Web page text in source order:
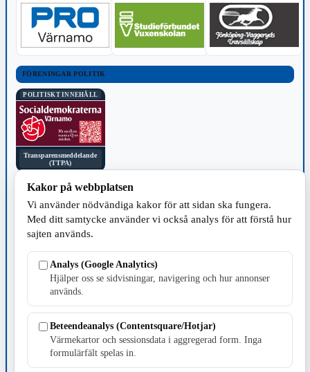
FÖRENINGAR POLITIK
POLITISKT INNEHÅLL
Transparensmeddelande
(TTPA)
KOMMUNEN
Kakor på webbplatsen
Vi använder nödvändiga kakor för att sidan ska fungera.
Med ditt samtycke använder vi också analys för att förstå hur
sajten används.
Analys (Google Analytics)
Hjälper oss se sidvisningar, navigering och hur annonser
används.
Beteendeanalys (Contentsquare/Hotjar)
Värmekartor och sessionsdata i aggregerad form. Inga
formulärfält spelas in.